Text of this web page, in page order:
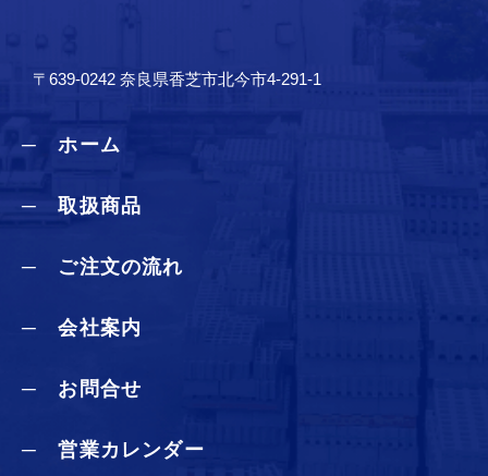
〒639-0242 奈良県香芝市北今市4-291-1
─ ホーム
─ 取扱商品
─ ご注文の流れ
─ 会社案内
─ お問合せ
─ 営業カレンダー